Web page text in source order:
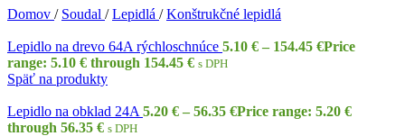
Domov / Soudal / Lepidlá / Konštrukčné lepidlá
Lepidlo na drevo 64A rýchloschnúce 5.10 € – 154.45 €Price
range: 5.10 € through 154.45 € s DPH
Späť na produkty
Lepidlo na obklad 24A 5.20 € – 56.35 €Price range: 5.20 €
through 56.35 € s DPH